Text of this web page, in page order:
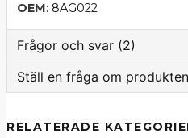
OEM: 8AG022
Frågor och svar (2)
Ställ en fråga om produkten
Fråga oss om denna
RELATERADE